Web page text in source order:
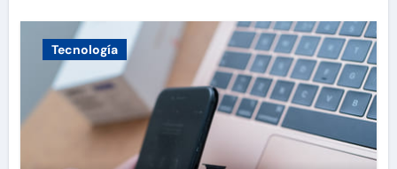
Tecnología